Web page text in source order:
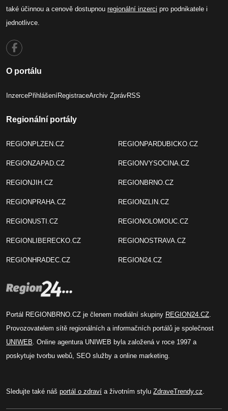
také účinnou a cenově dostupnou regionální inzerci pro podnikatele i
jednotlivce.
O portálu
InzercePřihlášeníRegistraceArchiv ZprávRSS
Regionální portály
REGIONPLZEN.CZ
REGIONZAPAD.CZ
REGIONJIH.CZ
REGIONPRAHA.CZ
REGIONUSTI.CZ
REGIONLIBERECKO.CZ
REGIONHRADEC.CZ
REGIONPARDUBICKO.CZ
REGIONVYSOCINA.CZ
REGIONBRNO.CZ
REGIONZLIN.CZ
REGIONOLOMOUC.CZ
REGIONOSTRAVA.CZ
REGION24.CZ
Portál REGIONBRNO.CZ je členem mediální skupiny REGION24.CZ.
Provozovatelem sítě regionálních a informačních portálů je společnost
UNIWEB. Online agentura UNIWEB byla založená v roce 1997 a
poskytuje tvorbu webů, SEO služby a online marketing.
Sledujte také náš portál o zdraví a životním stylu ZdraveTrendy.cz.